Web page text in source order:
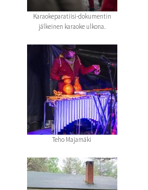
Karaokeparatiisi-dokumentin
jälkeinen karaoke ulkona.
Teho Majamäki